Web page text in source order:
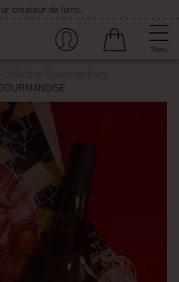
créateur de liens.
Menu